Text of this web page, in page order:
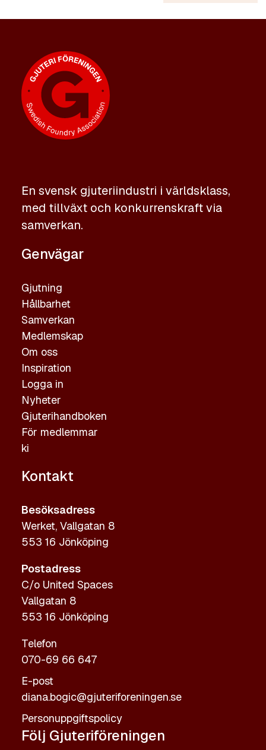
En svensk gjuteriindustri i världsklass,
med tillväxt och konkurrenskraft via
samverkan.
Genvägar
Gjutning
Hållbarhet
Samverkan
Medlemskap
Om oss
Inspiration
Logga in
Nyheter
Gjuterihandboken
För medlemmar
ki
Kontakt
Besöksadress
Werket, Vallgatan 8
553 16 Jönköping
Postadress
C/o United Spaces
Vallgatan 8
553 16 Jönköping
Telefon
070-69 66 647
E-post
diana.bogic@gjuteriforeningen.se
Personuppgiftspolicy
Följ Gjuteriföreningen